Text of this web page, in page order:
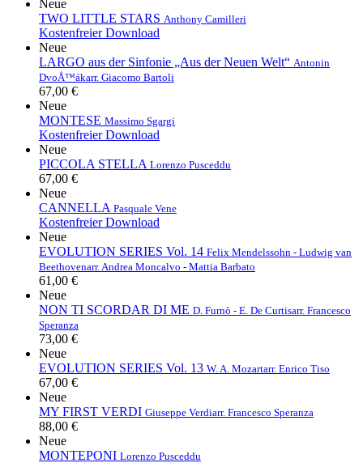
Neue
TWO LITTLE STARS Anthony Camilleri
Kostenfreier Download
Neue
LARGO aus der Sinfonie „Aus der Neuen Welt“ Antonin
DvoÅ™ákarr. Giacomo Bartoli
67,00 €
Neue
MONTESE Massimo Sgargi
Kostenfreier Download
Neue
PICCOLA STELLA Lorenzo Pusceddu
67,00 €
Neue
CANNELLA Pasquale Vene
Kostenfreier Download
Neue
EVOLUTION SERIES Vol. 14 Felix Mendelssohn - Ludwig van
Beethovenarr. Andrea Moncalvo - Mattia Barbato
61,00 €
Neue
NON TI SCORDAR DI ME D. Furnò - E. De Curtisarr. Francesco
Speranza
73,00 €
Neue
EVOLUTION SERIES Vol. 13 W. A. Mozartarr. Enrico Tiso
67,00 €
Neue
MY FIRST VERDI Giuseppe Verdiarr. Francesco Speranza
88,00 €
Neue
MONTEPONI Lorenzo Pusceddu